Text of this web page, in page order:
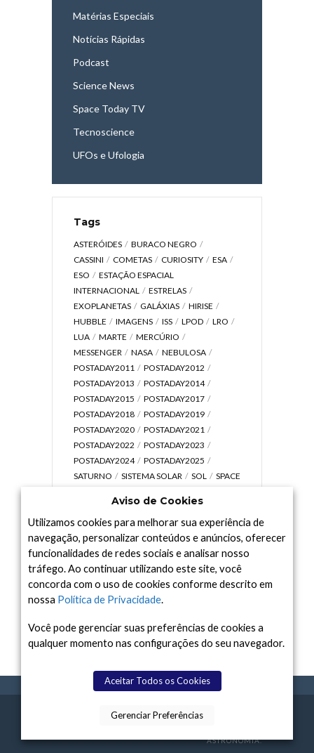
Matérias Especiais
Notícias Rápidas
Podcast
Science News
Space Today TV
Tecnoscience
UFOs e Ufologia
Tags
ASTERÓIDES
BURACO NEGRO
CASSINI
COMETAS CURIOSITY
ESA
ESO
ESTAÇÃO ESPACIAL
INTERNACIONAL
ESTRELAS
EXOPLANETAS
GALÁXIAS
HIRISE
HUBBLE
IMAGENS ISS LPOD
LRO
LUA
MARTE
MERCÚRIO
MESSENGER
NASA
NEBULOSA
POSTADAY2011
POSTADAY2012
POSTADAY2013
POSTADAY2014
POSTADAY2015
POSTADAY2017
POSTADAY2018
POSTADAY2019
POSTADAY2020
POSTADAY2021
POSTADAY2022
POSTADAY2023
POSTADAY2024
POSTADAY2025
SATURNO
SISTEMA SOLAR SOL
SPACE
UNIVERSO
VÍDEO
Arquivo
Arquivo
TERMOS CONTATO SPACE TODAY
ASTRONOMIA.
Aviso de Cookies
Utilizamos cookies para melhorar sua experiência de
navegação, personalizar conteúdos e anúncios, oferecer
funcionalidades de redes sociais e analisar nosso
tráfego. Ao continuar utilizando este site, você
concorda com o uso de cookies conforme descrito em
nossa Política de Privacidade.
Você pode gerenciar suas preferências de cookies a
qualquer momento nas configurações do seu navegador.
Aceitar Todos os Cookies
Gerenciar Preferências